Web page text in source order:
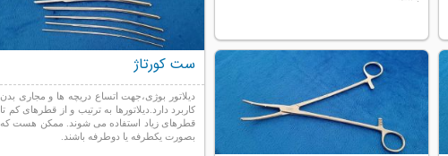
ست کورتاژ
دیلاتور بوژی،جهت اتساع دریچه ها و مجاری بدن
کاربرد دارد.دیلاتورها به ترتیب و از قطرهای کم تا
قطرهای زیاد استفاده می شوند. ممکن هست که
بصورت یکطرفه یا دوطرفه باشند.